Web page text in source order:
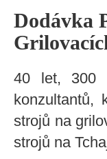
Dodávka
40 let, 300
konzultantů,
strojů na
strojů na